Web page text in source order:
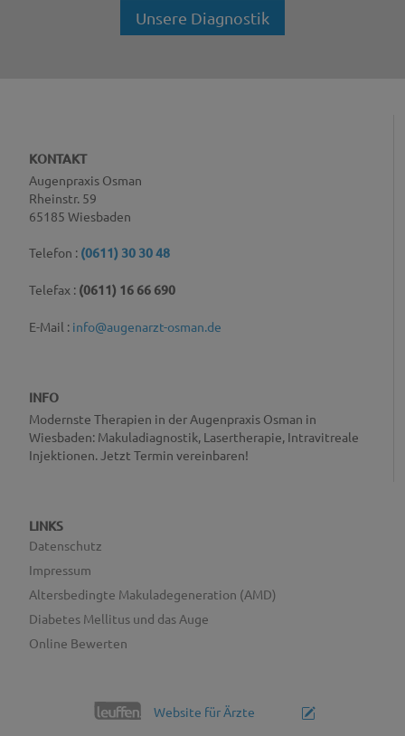
Unsere Diagnostik
KONTAKT
Augenpraxis Osman
Rheinstr. 59
65185 Wiesbaden
Telefon : (0611) 30 30 48
Telefax : (0611) 16 66 690
E-Mail : info@augenarzt-osman.de
INFO
Modernste Therapien in der Augenpraxis Osman in
Wiesbaden: Makuladiagnostik, Lasertherapie, Intravitreale
Injektionen. Jetzt Termin vereinbaren!
LINKS
Datenschutz
Impressum
Altersbedingte Makuladegeneration (AMD)
Diabetes Mellitus und das Auge
Online Bewerten
Website für Ärzte